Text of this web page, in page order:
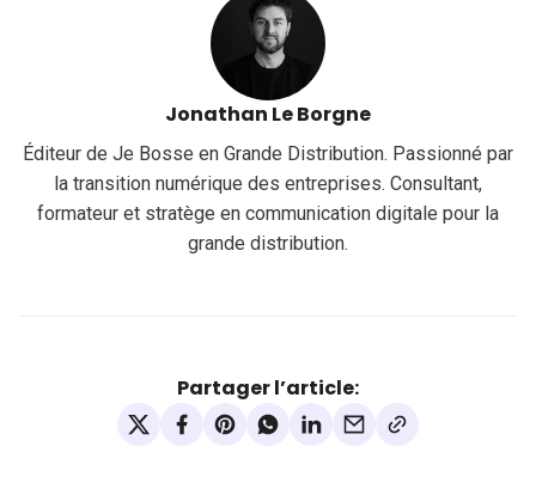
Jonathan Le Borgne
Éditeur de Je Bosse en Grande Distribution. Passionné par
la transition numérique des entreprises. Consultant,
formateur et stratège en communication digitale pour la
grande distribution.
Partager l’article: